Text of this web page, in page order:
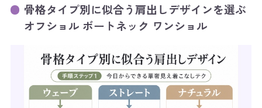
骨格タイプ別に似合う肩出しデザインを選ぶ
オフショル ボートネック ワンショル